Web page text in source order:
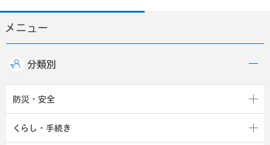
メニュー
分類別
防災・安全
くらし・手続き